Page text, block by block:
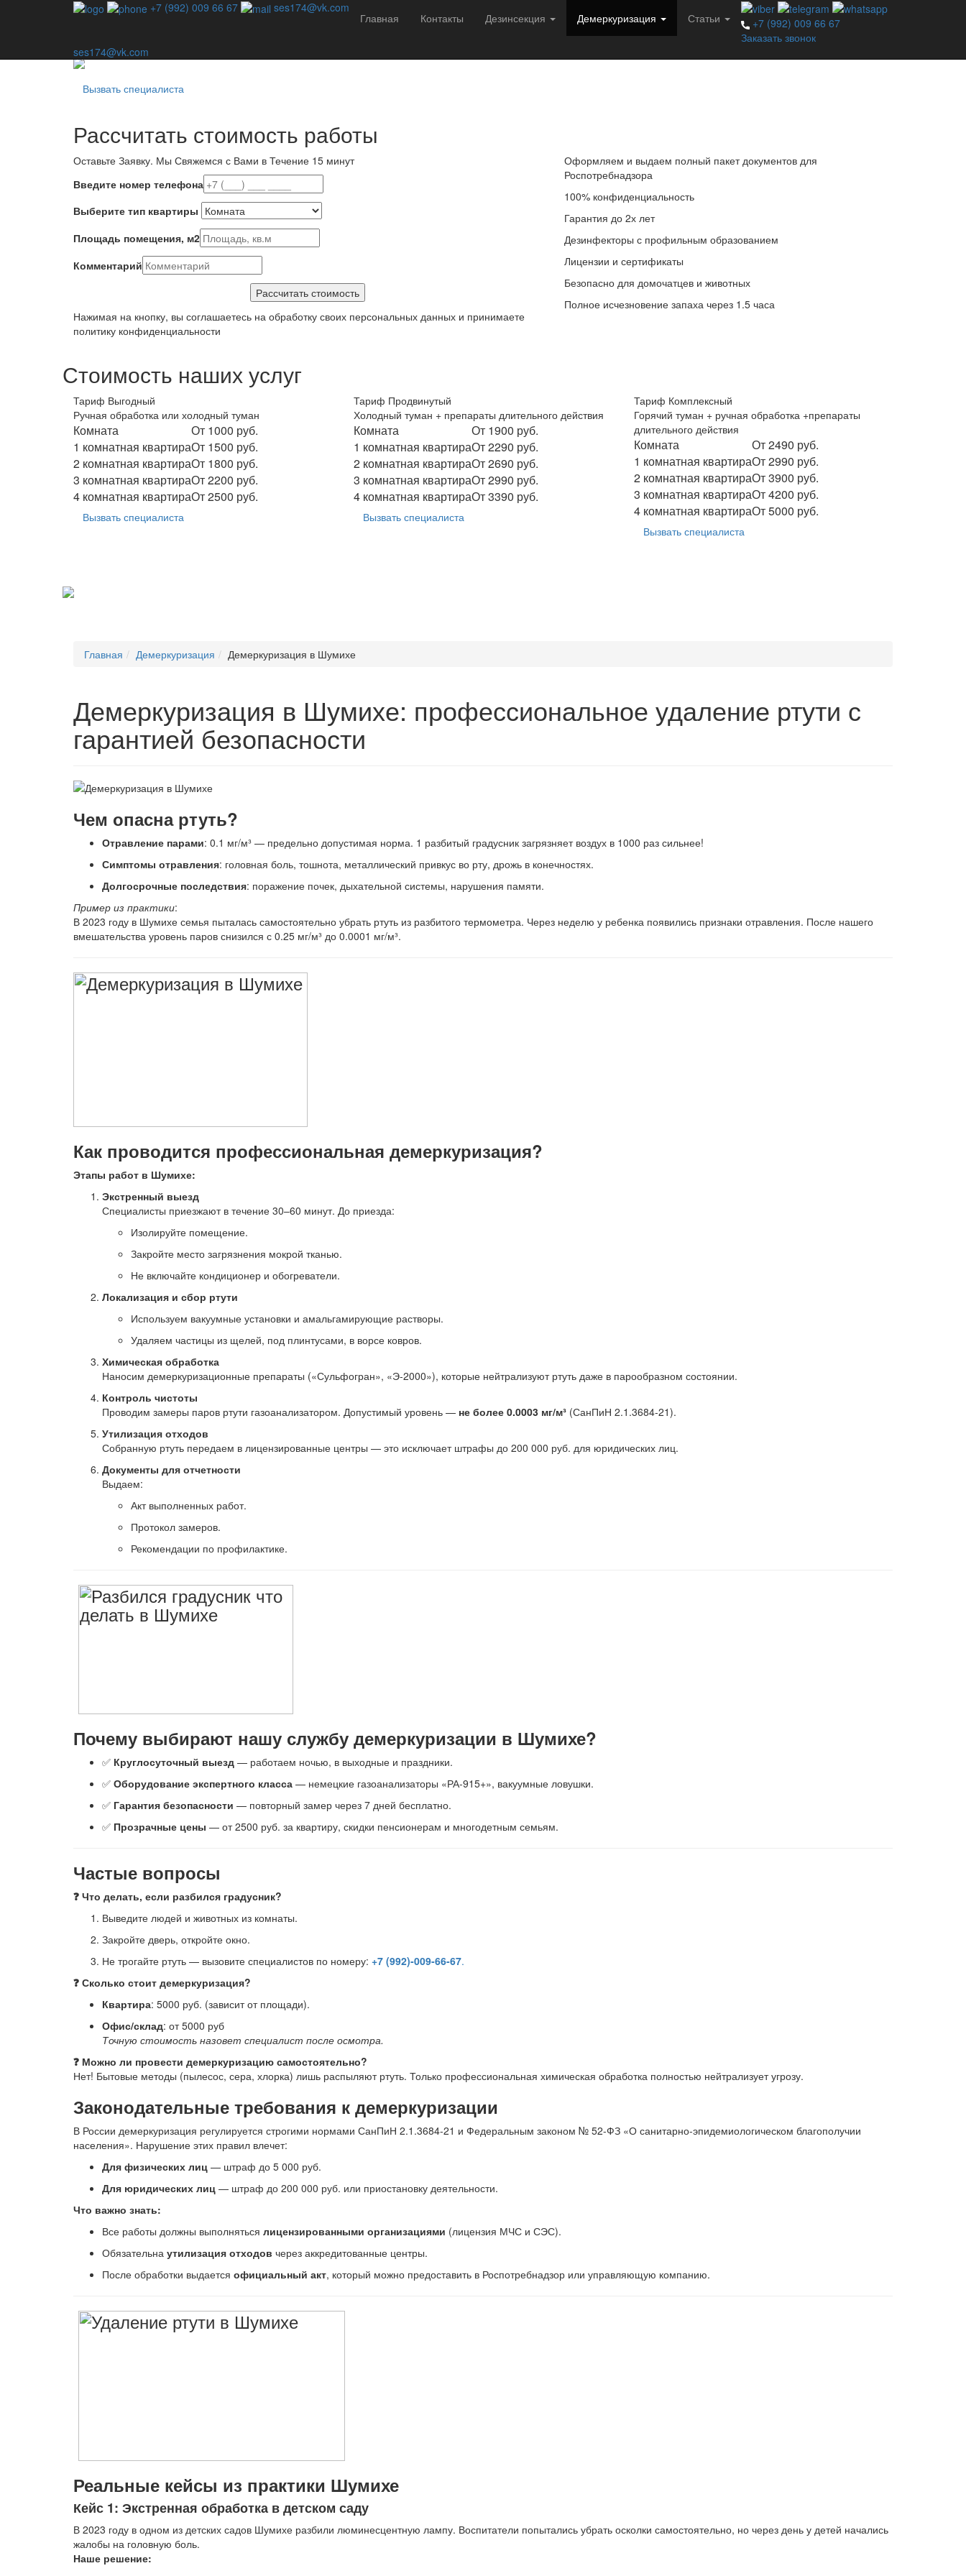
+7 (992) 009 66 67 ses174@vk.com
Главная Контакты Дезинсекция Демеркуризация Статьи
+7 (992) 009 66 67
Заказать звонок
ses174@vk.com
Профессиональная дезинсекция - единственный способ избавиться от насекомых навсегда!
Наша компания специализируется на уничтожении вредителей в Шумихе с 2013 года. Мы не
Вызвать специалиста
Рассчитать стоимость работы
Оставьте Заявку. Мы Свяжемся с Вами в Течение 15 минут
Введите номер телефона
Выберите тип квартиры
Площадь помещения, м2
Комментарий
Нажимая на кнопку, вы соглашаетесь на обработку своих персональных данных и принимаете
политику конфиденциальности
Оформляем и выдаем полный пакет документов для
Роспотребнадзора
100% конфиденциальность
Гарантия до 2х лет
Дезинфекторы с профильным образованием
Лицензии и сертификаты
Безопасно для домочатцев и животных
Полное исчезновение запаха через 1.5 часа
Стоимость наших услуг
Тариф Выгодный
Ручная обработка или холодный туман
Комната
От 1000 руб.
1 комнатная квартираОт 1500 руб.
2 комнатная квартираОт 1800 руб.
3 комнатная квартираОт 2200 руб.
4 комнатная квартираОт 2500 руб.
Вызвать специалиста
Тариф Продвинутый
Холодный туман + препараты длительного действия
Комната
От 1900 руб.
1 комнатная квартираОт 2290 руб.
2 комнатная квартираОт 2690 руб.
3 комнатная квартираОт 2990 руб.
4 комнатная квартираОт 3390 руб.
Вызвать специалиста
Тариф Комплексный
Горячий туман + ручная обработка +препараты
длительного действия
Комната
От 2490 руб.
1 комнатная квартираОт 2990 руб.
2 комнатная квартираОт 3900 руб.
3 комнатная квартираОт 4200 руб.
4 комнатная квартираОт 5000 руб.
Вызвать специалиста
Главная Демеркуризация Демеркуризация в Шумихе
Демеркуризация в Шумихе: профессиональное удаление ртути с
гарантией безопасности
Чем опасна ртуть?
Отравление парами: 0.1 мг/м³ — предельно допустимая норма. 1 разбитый градусник загрязняет воздух в 1000 раз сильнее!
Симптомы отравления: головная боль, тошнота, металлический привкус во рту, дрожь в конечностях.
Долгосрочные последствия: поражение почек, дыхательной системы, нарушения памяти.
Пример из практики:
В 2023 году в Шумихе семья пыталась самостоятельно убрать ртуть из разбитого термометра. Через неделю у ребенка появились признаки отравления. После нашего
вмешательства уровень паров снизился с 0.25 мг/м³ до 0.0001 мг/м³.
Как проводится профессиональная демеркуризация?
Этапы работ в Шумихе:
Экстренный выезд
Специалисты приезжают в течение 30–60 минут. До приезда:
Изолируйте помещение.
Закройте место загрязнения мокрой тканью.
Не включайте кондиционер и обогреватели.
Локализация и сбор ртути
Используем вакуумные установки и амальгамирующие растворы.
Удаляем частицы из щелей, под плинтусами, в ворсе ковров.
Химическая обработка
Наносим демеркуризационные препараты («Сульфогран», «Э-2000»), которые нейтрализуют ртуть даже в парообразном состоянии.
Контроль чистоты
Проводим замеры паров ртути газоанализатором. Допустимый уровень — не более 0.0003 мг/м³ (СанПиН 2.1.3684-21).
Утилизация отходов
Собранную ртуть передаем в лицензированные центры — это исключает штрафы до 200 000 руб. для юридических лиц.
Документы для отчетности
Выдаем:
Акт выполненных работ.
Протокол замеров.
Рекомендации по профилактике.
Почему выбирают нашу службу демеркуризации в Шумихе?
✅ Круглосуточный выезд — работаем ночью, в выходные и праздники.
✅ Оборудование экспертного класса — немецкие газоанализаторы «РА-915+», вакуумные ловушки.
✅ Гарантия безопасности — повторный замер через 7 дней бесплатно.
✅ Прозрачные цены — от 2500 руб. за квартиру, скидки пенсионерам и многодетным семьям.
Частые вопросы
❓ Что делать, если разбился градусник?
Выведите людей и животных из комнаты.
Закройте дверь, откройте окно.
Не трогайте ртуть — вызовите специалистов по номеру: +7 (992)-009-66-67.
❓ Сколько стоит демеркуризация?
Квартира: 5000 руб. (зависит от площади).
Офис/склад: от 5000 руб
Точную стоимость назовет специалист после осмотра.
❓ Можно ли провести демеркуризацию самостоятельно?
Нет! Бытовые методы (пылесос, сера, хлорка) лишь распыляют ртуть. Только профессиональная химическая обработка полностью нейтрализует угрозу.
Законодательные требования к демеркуризации
В России демеркуризация регулируется строгими нормами СанПиН 2.1.3684-21 и Федеральным законом № 52-ФЗ «О санитарно-эпидемиологическом благополучии
населения». Нарушение этих правил влечет:
Для физических лиц — штраф до 5 000 руб.
Для юридических лиц — штраф до 200 000 руб. или приостановку деятельности.
Что важно знать:
Все работы должны выполняться лицензированными организациями (лицензия МЧС и СЭС).
Обязательна утилизация отходов через аккредитованные центры.
После обработки выдается официальный акт, который можно предоставить в Роспотребнадзор или управляющую компанию.
Реальные кейсы из практики Шумихе
Кейс 1: Экстренная обработка в детском саду
В 2023 году в одном из детских садов Шумихе разбили люминесцентную лампу. Воспитатели попытались убрать осколки самостоятельно, но через день у детей начались
жалобы на головную боль.
Наше решение: